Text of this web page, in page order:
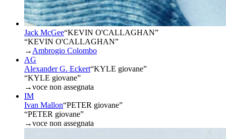
Jack McGee“KEVIN O'CALLAGHAN”
“KEVIN O'CALLAGHAN”
→ Ambrogio Colombo
AG
Alexander G. Eckert“KYLE giovane”
“KYLE giovane”
→voce non assegnata
IM
Ivan Mallon“PETER giovane”
“PETER giovane”
→voce non assegnata